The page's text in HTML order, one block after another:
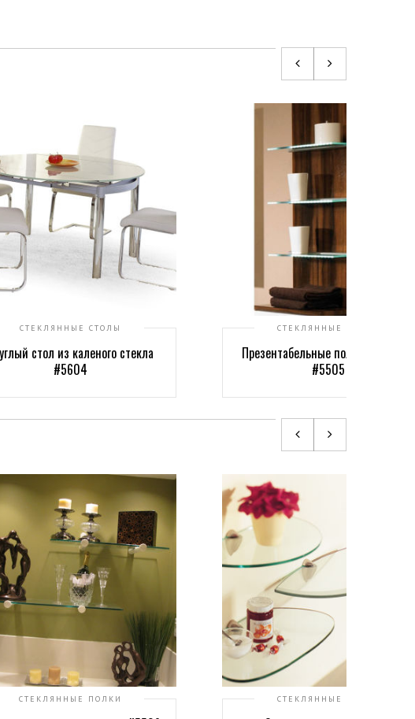
СТЕКЛЯННЫЕ СТОЛЫ
стол из каленого стекла
#5604
СТЕКЛЯННЫЕ ПОЛКИ
Презентабельные полки из стекла
#5505
СТЕКЛЯННЫЕ ПОЛКИ СТЕКЛЯННЫЕ ПОЛКИ